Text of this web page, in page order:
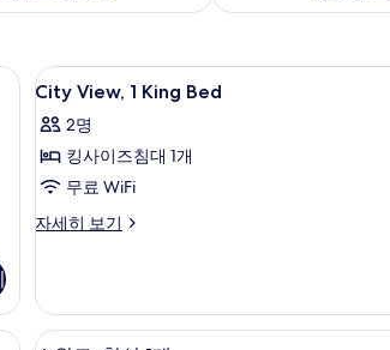
내 금고, 책상
City
View,
1
King
Bed
사
두
보
고급 침구, 오리/
9
City View, 1 King Bed
2명
킹사이즈침대 1개
무료 WiFi
자세히 보기
City
Bed
자
내 금고, 책상
스
디지털 채널 시